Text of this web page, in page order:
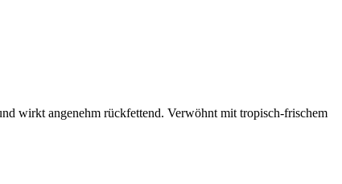
wirkt angenehm rückfettend. Verwöhnt mit tropisch-frischem